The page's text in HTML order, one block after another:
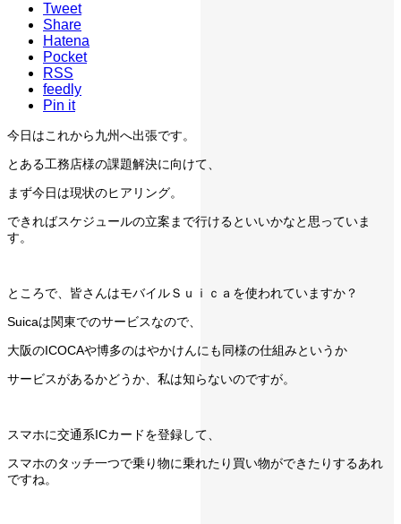
Tweet
Share
Hatena
Pocket
RSS
feedly
Pin it
今日はこれから九州へ出張です。
とある工務店様の課題解決に向けて、
まず今日は現状のヒアリング。
できればスケジュールの立案まで行けるといいかなと思っていま
す。
ところで、皆さんはモバイルＳｕｉｃａを使われていますか？
Suicaは関東でのサービスなので、
大阪のICOCAや博多のはやかけんにも同様の仕組みというか
サービスがあるかどうか、私は知らないのですが。
スマホに交通系ICカードを登録して、
スマホのタッチ一つで乗り物に乗れたり買い物ができたりするあれ
ですね。